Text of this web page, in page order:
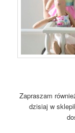
Zapraszam
dzisiaj w